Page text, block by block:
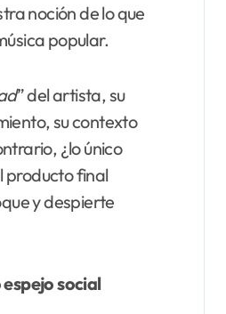
noción de lo que
popular.
” del artista, su
su contexto
¿lo único
producto final
y despierte
social